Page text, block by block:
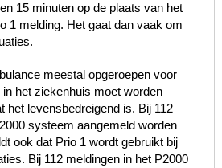
15 minuten op de plaats van het
1 melding. Het gaat dan vaak om
meestal opgeroepen voor
het ziekenhuis moet worden
het levensbedreigend is. Bij 112
systeem aangemeld worden
ook dat Prio 1 wordt gebruikt bij
Bij 112 meldingen in het P2000